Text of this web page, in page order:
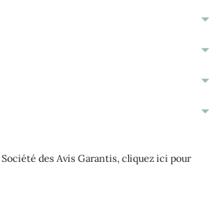
des Avis Garantis, cliquez ici pour